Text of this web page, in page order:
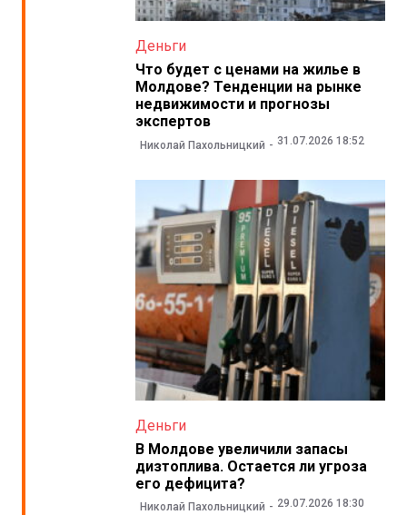
Деньги
Что будет с ценами на жилье в
Молдове? Тенденции на рынке
недвижимости и прогнозы
экспертов
Николай Пахольницкий 31.07.2026 18:52
Деньги
В Молдове увеличили запасы
дизтоплива. Остается ли угроза
его дефицита?
Николай Пахольницкий 29.07.2026 18:30